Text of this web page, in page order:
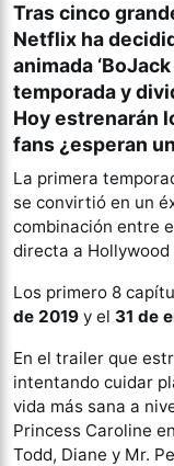
Tras cinco
Netflix ha
animada
temporada y
Hoy estrenarán
fans ¿esperan
La primera
se convirtió en un
combinación entre
directa a
Los primero 8
de 2019 y el 31 de
En el trailer que
intentando cuidar
vida más sana a
Princess Caroline
Todd, Diane y Mr.